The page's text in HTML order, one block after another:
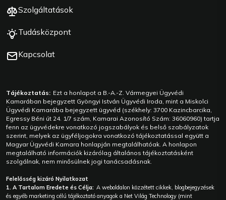
Szolgáltatások
Tudásközpont
Kapcsolat
Tájékoztatás: Ezt a honlapot a B.-A.-Z. Vármegyei Ügyvédi
Kamarában bejegyzett Gyöngyi István Ügyvédi Iroda, mint a Miskolci
Ügyvédi Kamarába bejegyzett ügyvéd (székhely: 3700 Kazincbarcika,
Egressy Béni út 24. 1/7 szám, Kamarai Azonosító Szám: 36060960) tartja
fenn az ügyvédekre vonatkozó jogszabályok és belső szabályzatok
szerint, melyek az ügyféljogokra vonatkozó tájékoztatással együtt a
Magyar Ügyvédi Kamara honlapján megtalálhatóak. A honlapon
megtalálható információk kizárólag általános tájékoztatásként
szolgálnak, nem minősülnek jogi tanácsadásnak.
Felelősség kizáró Nyilatkozat
1. A Tartalom Eredete és Célja: A weboldalon közzétett cikkek, blogbejegyzések
és egyéb marketing célú tájékoztató anyagok a Net Világ Technology (mint